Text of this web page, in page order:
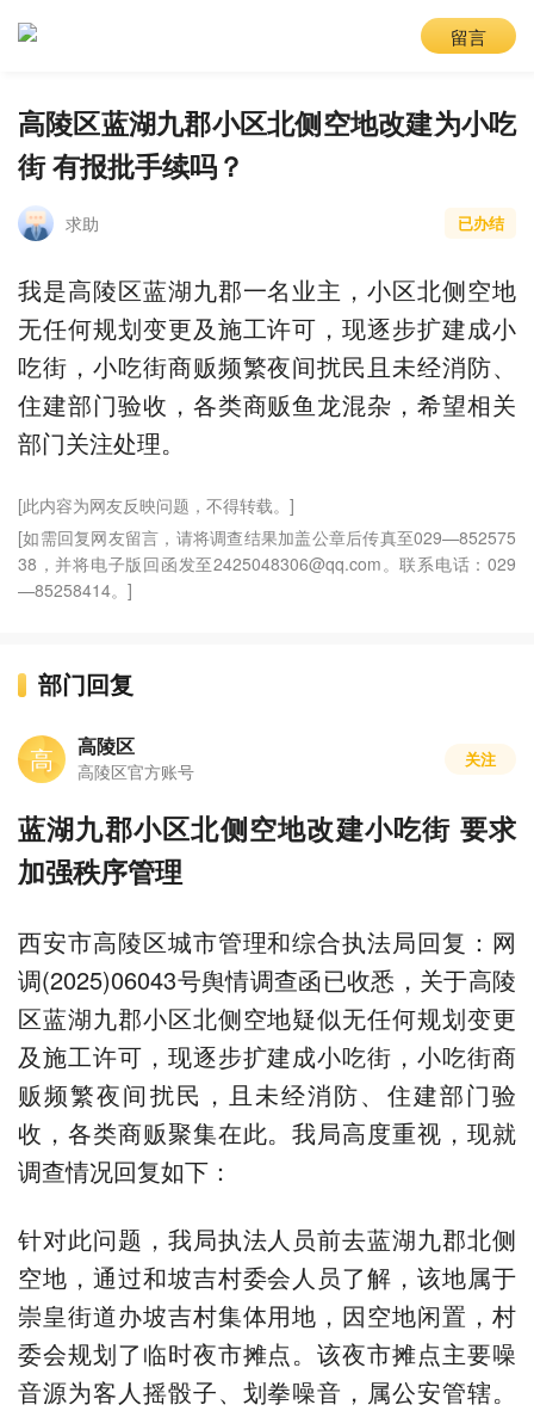
留言
高陵区蓝湖九郡小区北侧空地改建为小吃
街 有报批手续吗？
求助 已办结
我是高陵区蓝湖九郡一名业主，小区北侧空地
无任何规划变更及施工许可，现逐步扩建成小
吃街，小吃街商贩频繁夜间扰民且未经消防、
住建部门验收，各类商贩鱼龙混杂，希望相关
部门关注处理。
[此内容为网友反映问题，不得转载。]
[如需回复网友留言，请将调查结果加盖公章后传真至029—852575
38，并将电子版回函发至2425048306@qq.com。联系电话：029
—85258414。]
部门回复
高 高陵区
高陵区官方账号
关注
蓝湖九郡小区北侧空地改建小吃街 要求
加强秩序管理
西安市高陵区城市管理和综合执法局回复：网
调(2025)06043号舆情调查函已收悉，关于高陵
区蓝湖九郡小区北侧空地疑似无任何规划变更
及施工许可，现逐步扩建成小吃街，小吃街商
贩频繁夜间扰民，且未经消防、住建部门验
收，各类商贩聚集在此。我局高度重视，现就
调查情况回复如下：
针对此问题，我局执法人员前去蓝湖九郡北侧
空地，通过和坡吉村委会人员了解，该地属于
崇皇街道办坡吉村集体用地，因空地闲置，村
委会规划了临时夜市摊点。该夜市摊点主要噪
音源为客人摇骰子、划拳噪音，属公安管辖。